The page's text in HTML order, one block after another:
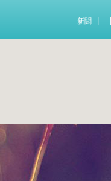
新聞